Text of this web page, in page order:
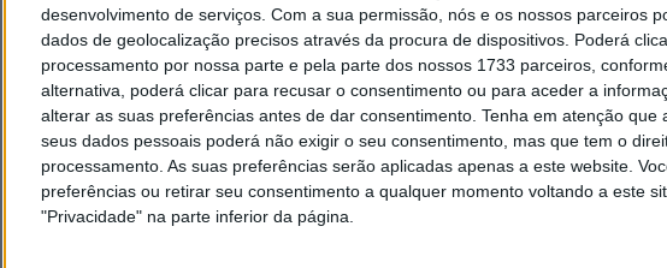
desenvolvimento de serviços. Com a sua permissão, nós e os nossos parceiros
dados de geolocalização precisos através da procura de dispositivos. Poderá
processamento por nossa parte e pela parte dos nossos 1733 parceiros,
alternativa, poderá clicar para recusar o consentimento ou para aceder a
alterar as suas preferências antes de dar consentimento. Tenha em atenção que
seus dados pessoais poderá não exigir o seu consentimento, mas que tem o
processamento. As suas preferências serão aplicadas apenas a este website.
preferências ou retirar seu consentimento a qualquer momento voltando a este
"Privacidade" na parte inferior da página.